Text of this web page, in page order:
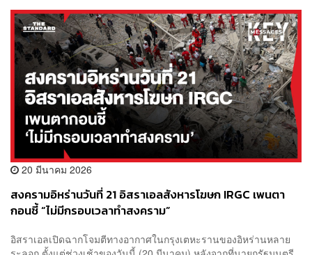
20 มีนาคม 2026
สงครามอิหร่านวันที่ 21 อิสราเอลสังหารโฆษก IRGC เพนตา
กอนชี้ “ไม่มีกรอบเวลาทำสงคราม”
อิสราเอลเปิดฉากโจมตีทางอากาศในกรุงเตหะรานของอิหร่านหลาย